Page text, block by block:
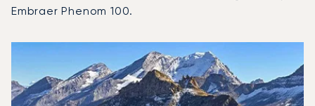
Embraer Phenom 100.
Foto de la aeronave
Modelo de aeronave
Velocidad (km/h)
Velocidad (nudos)
Autonomía
Autonomía (NM)